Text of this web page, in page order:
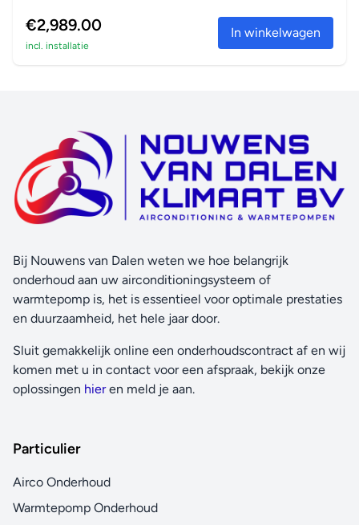
€2,989.00
incl. installatie
In winkelwagen
Bij Nouwens van Dalen weten we hoe belangrijk
onderhoud aan uw airconditioningsysteem of
warmtepomp is, het is essentieel voor optimale prestaties
en duurzaamheid, het hele jaar door.
Sluit gemakkelijk online een onderhoudscontract af en wij
komen met u in contact voor een afspraak, bekijk onze
oplossingen hieren meld je aan.
Particulier
Airco Onderhoud
Warmtepomp Onderhoud